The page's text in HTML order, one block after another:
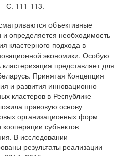
С. 111-113.
объективные
и определяется необходимость
кластерного подхода в
экономики. Особую
кластеризация представляет для
Принятая Концепция
и развития инновационно-
кластеров в Республике
правовую основу
организационных форм
кооперации субъектов
В исследовании
результаты реализации